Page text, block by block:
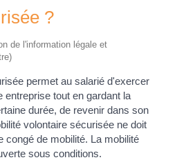
?
de l'information légale et
permet au salarié d'exercer
entreprise tout en gardant la
durée, de revenir dans son
volontaire sécurisée ne doit
congé de mobilité. La mobilité
sous conditions.